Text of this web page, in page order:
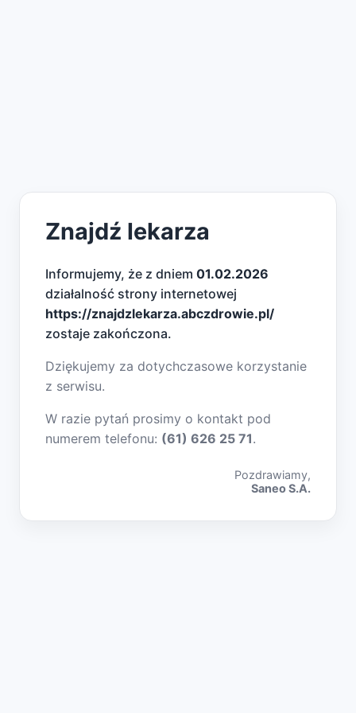
Znajdź lekarza
Informujemy, że z dniem 01.02.2026
działalność strony internetowej
https://znajdzlekarza.abczdrowie.pl/
zostaje zakończona.
Dziękujemy za dotychczasowe korzystanie
z serwisu.
W razie pytań prosimy o kontakt pod
numerem telefonu: (61) 626 25 71.
Pozdrawiamy,
Saneo S.A.